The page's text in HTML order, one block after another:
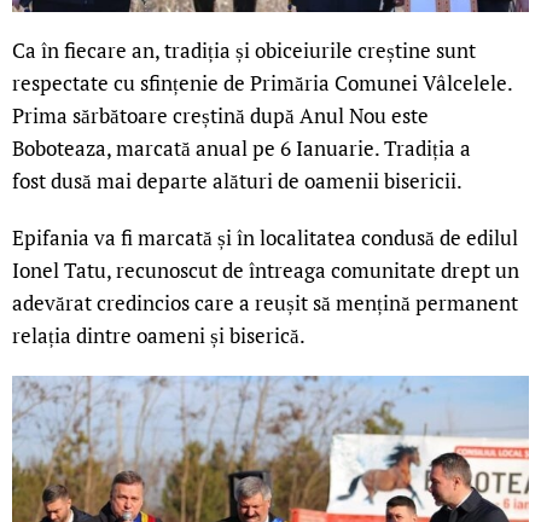
Ca în fiecare an, tradiția și obiceiurile creștine sunt
respectate cu sfințenie de Primăria Comunei Vâlcelele.
Prima sărbătoare creștină după Anul Nou este
Boboteaza, marcată anual pe 6 Ianuarie. Tradiția a
fostdusă mai departe alături de oamenii bisericii.
Epifania va fi marcată și în localitatea condusă de edilul
Ionel Tatu, recunoscut de întreaga comunitate drept un
adevărat credincios care a reușit să mențină permanent
relația dintre oameni și biserică.